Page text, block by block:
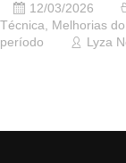
12/03/2026
Técnica
Melhorias
período
Lyza